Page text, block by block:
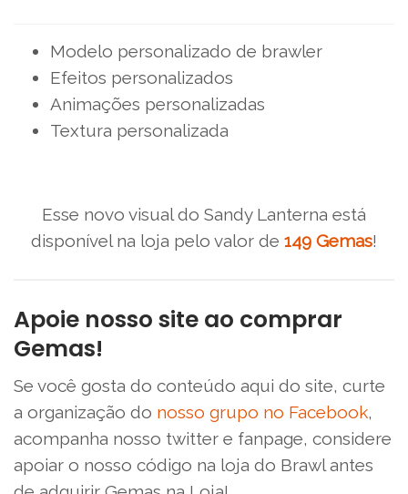
Modelo personalizado de brawler
Efeitos personalizados
Animações personalizadas
Textura personalizada
Esse novo visual do Sandy Lanterna está
disponível na loja pelo valor de 149 Gemas!
Apoie nosso site ao comprar
Gemas!
Se você gosta do conteúdo aqui do site, curte
a organização do nosso grupo no Facebook,
acompanha nosso twitter e fanpage, considere
apoiar o nosso código na loja do Brawl antes